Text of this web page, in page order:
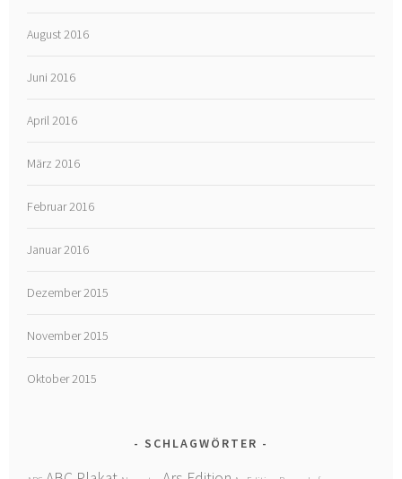
August 2016
Juni 2016
April 2016
März 2016
Februar 2016
Januar 2016
Dezember 2015
November 2015
Oktober 2015
SCHLAGWÖRTER